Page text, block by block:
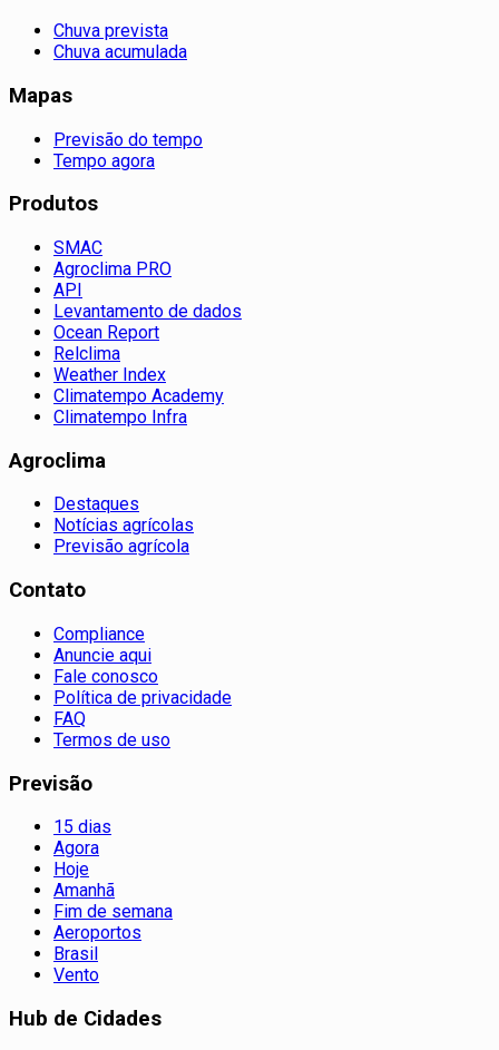
Chuva prevista
Chuva acumulada
Mapas
Previsão do tempo
Tempo agora
Produtos
SMAC
Agroclima PRO
API
Levantamento de dados
Ocean Report
Relclima
Weather Index
Climatempo Academy
Climatempo Infra
Agroclima
Destaques
Notícias agrícolas
Previsão agrícola
Contato
Compliance
Anuncie aqui
Fale conosco
Política de privacidade
FAQ
Termos de uso
Previsão
15 dias
Agora
Hoje
Amanhã
Fim de semana
Aeroportos
Brasil
Vento
Hub de Cidades